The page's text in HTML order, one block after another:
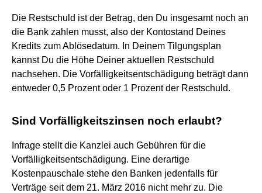
Die Restschuld ist der Betrag, den Du insgesamt noch an
die Bank zahlen musst, also der Kontostand Deines
Kredits zum Ablösedatum. In Deinem Tilgungsplan
kannst Du die Höhe Deiner aktuellen Restschuld
nachsehen. Die Vorfälligkeitsentschädigung beträgt dann
entweder 0,5 Prozent oder 1 Prozent der Restschuld.
Sind Vorfälligkeitszinsen noch erlaubt?
Infrage stellt die Kanzlei auch Gebühren für die
Vorfälligkeitsentschädigung. Eine derartige
Kostenpauschale stehe den Banken jedenfalls für
Verträge seit dem 21. März 2016 nicht mehr zu. Die